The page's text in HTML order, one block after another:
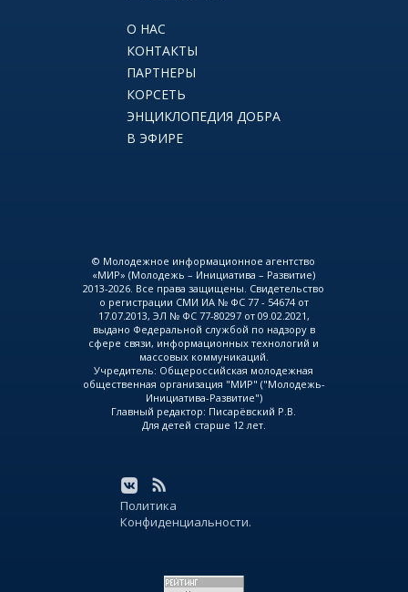
О НАС
КОНТАКТЫ
ПАРТНЕРЫ
КОРСЕТЬ
ЭНЦИКЛОПЕДИЯ ДОБРА
В ЭФИРЕ
© Молодежное информационное агентство
«МИР» (Молодежь – Инициатива – Развитие)
2013-2026. Все права защищены. Свидетельство
о регистрации СМИ ИА № ФС 77 - 54674 от
17.07.2013, ЭЛ № ФС 77-80297 от 09.02.2021,
выдано Федеральной службой по надзору в
сфере связи, информационных технологий и
массовых коммуникаций.
Учредитель: Общероссийская молодежная
общественная организация "МИР" ("Молодежь-
Инициатива-Развитие")
Главный редактор: Писарёвский Р.В.
Для детей старше 12 лет.
Политика
Конфиденциальности.